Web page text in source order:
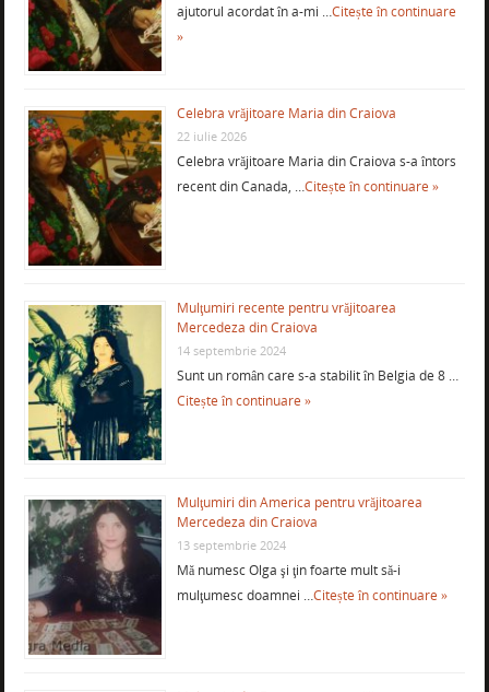
ajutorul acordat în a-mi …Citește în continuare
»
Celebra vrăjitoare Maria din Craiova
22 iulie 2026
Celebra vrăjitoare Maria din Craiova s-a întors
recent din Canada, …Citește în continuare »
Mulţumiri recente pentru vrăjitoarea
Mercedeza din Craiova
14 septembrie 2024
Sunt un român care s-a stabilit în Belgia de 8 …
Citește în continuare »
Mulţumiri din America pentru vrăjitoarea
Mercedeza din Craiova
13 septembrie 2024
Mă numesc Olga şi ţin foarte mult să-i
mulţumesc doamnei …Citește în continuare »